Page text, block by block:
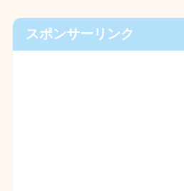
スポンサーリンク